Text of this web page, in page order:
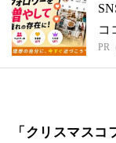
コ
PR
「クリスマス